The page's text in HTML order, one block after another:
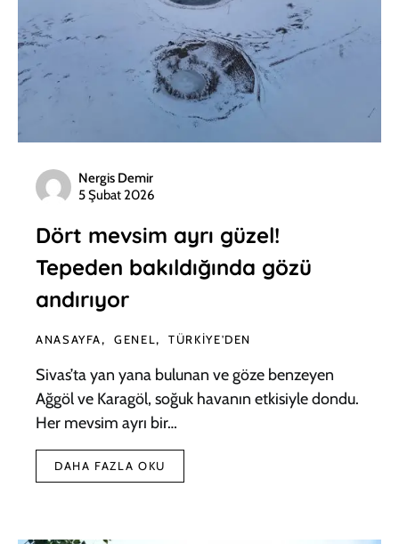
Nergis Demir
5 Şubat 2026
Dört mevsim ayrı güzel!
Tepeden bakıldığında gözü
andırıyor
ANASAYFA GENEL TÜRKIYE'DEN
Sivas’ta yan yana bulunan ve göze benzeyen
Ağgöl ve Karagöl, soğuk havanın etkisiyle dondu.
Her mevsim ayrı bir…
DAHA FAZLA OKU